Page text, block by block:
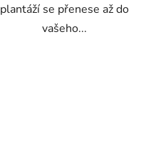
plantáží se přenese až do
vašeho...